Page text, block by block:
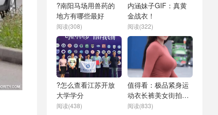
?南阳马场用兽药的
地方有哪些最好
阅读(308)
内涵妹子GIF：真黄
金战衣！
阅读(322)
?怎么查看江苏开放
大学学分
阅读(438)
值得看：极品紧身运
动衣长裤美女街拍
GIF动态图片
阅读(833)